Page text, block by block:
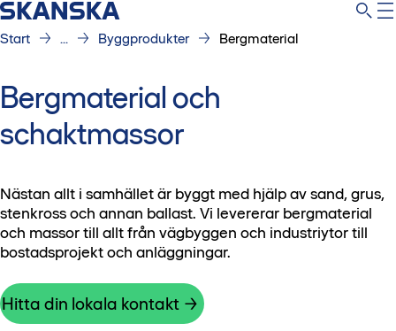
Start ... Byggprodukter Bergmaterial
Bergmaterial och
schaktmassor
Nästan allt i samhället är byggt med hjälp av sand, grus,
stenkross och annan ballast. Vi levererar bergmaterial
och massor till allt från vägbyggen och industriytor till
bostadsprojekt och anläggningar.
Hitta din lokala kontakt